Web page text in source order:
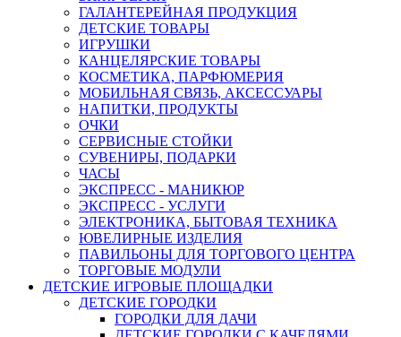
ГАЛАНТЕРЕЙНАЯ ПРОДУКЦИЯ
ДЕТСКИЕ ТОВАРЫ
ИГРУШКИ
КАНЦЕЛЯРСКИЕ ТОВАРЫ
КОСМЕТИКА, ПАРФЮМЕРИЯ
МОБИЛЬНАЯ СВЯЗЬ, АКСЕССУАРЫ
НАПИТКИ, ПРОДУКТЫ
ОЧКИ
СЕРВИСНЫЕ СТОЙКИ
СУВЕНИРЫ, ПОДАРКИ
ЧАСЫ
ЭКСПРЕСС - МАНИКЮР
ЭКСПРЕСС - УСЛУГИ
ЭЛЕКТРОНИКА, БЫТОВАЯ ТЕХНИКА
ЮВЕЛИРНЫЕ ИЗДЕЛИЯ
ПАВИЛЬОНЫ ДЛЯ ТОРГОВОГО ЦЕНТРА
ТОРГОВЫЕ МОДУЛИ
ДЕТСКИЕ ИГРОВЫЕ ПЛОЩАДКИ
ДЕТСКИЕ ГОРОДКИ
ГОРОДКИ ДЛЯ ДАЧИ